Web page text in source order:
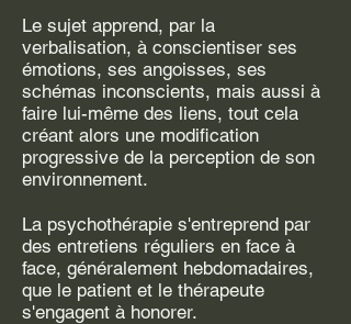
Le sujet apprend, par la
verbalisation, à conscientiser ses
émotions, ses angoisses, ses
schémas inconscients, mais aussi à
faire lui-même des liens, tout cela
créant alors une modification
progressive de la perception de son
environnement.
La psychothérapie s'entreprend par
des entretiens réguliers en face à
face, généralement hebdomadaires,
que le patient et le thérapeute
s'engagent à honorer.